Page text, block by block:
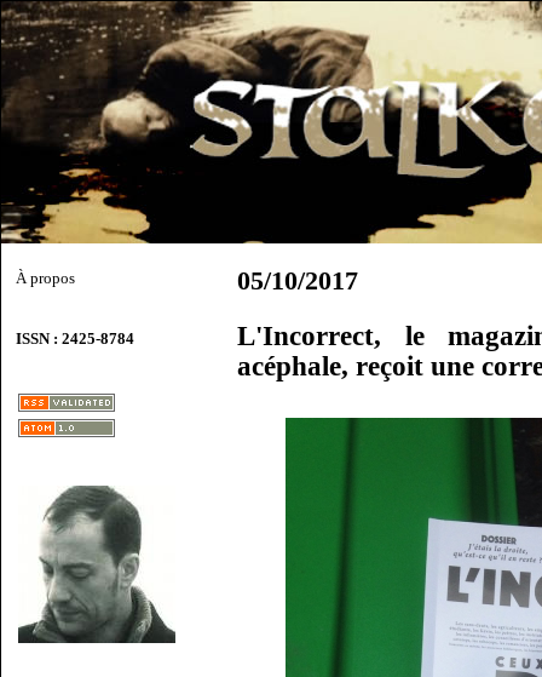
À propos
ISSN : 2425-8784
05/10/2017
L'Incorrect, le
acéphale, reçoit une